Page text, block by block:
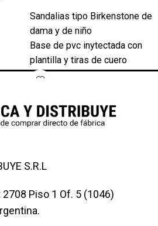
-
Sandalias tipo Birkenstone de
dama y de niño
Base de pvc inytectada con
plantilla y tiras de cuero
regulables con hebilla
pares.
Solicitar listas de precios.
S.R.L
Piso 1 Of. 5 (1046)